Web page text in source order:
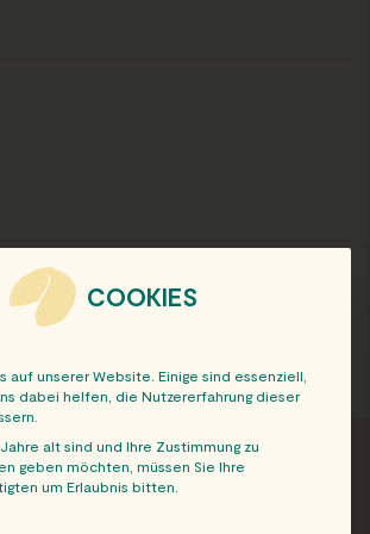
COOKIES
auf unserer Website. Einige sind essenziell,
dabei helfen, die Nutzererfahrung dieser
alt sind und Ihre Zustimmung zu
geben möchten, müssen Sie Ihre
um Erlaubnis bitten.